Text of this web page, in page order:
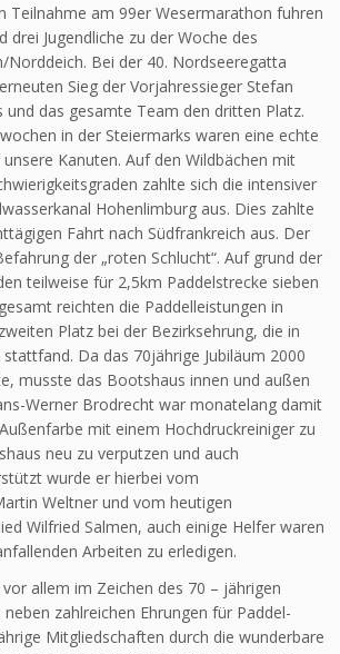
Teilnahme am 99er Wesermarathon fuhren
drei Jugendliche zu der Woche des
Norddeich. Bei der 40. Nordseeregatta
Sieg der Vorjahressieger Stefan
und das gesamte Team den dritten Platz.
in der Steiermarks waren eine echte
Kanuten. Auf den Wildbächen mit
zahlte sich die intensiver
Hohenlimburg aus. Dies zahlte
Fahrt nach Südfrankreich aus. Der
der „roten Schlucht“. Auf grund der
teilweise für 2,5km Paddelstrecke sieben
reichten die Paddelleistungen in
Platz bei der Bezirksehrung, die in
Da das 70jährige Jubiläum 2000
musste das Bootshaus innen und außen
Werner Brodrecht war monatelang damit
mit einem Hochdruckreiniger zu
neu zu verputzen und auch
wurde er hierbei vom
Weltner und vom heutigen
Wilfried Salmen, auch einige Helfer waren
Arbeiten zu erledigen.
allem im Zeichen des 70 – jährigen
zahlreichen Ehrungen für Paddel-
Mitgliedschaften durch die wunderbare